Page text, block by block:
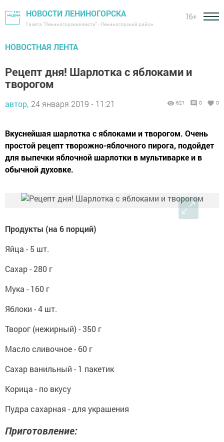
НОВОСТИ ЛЕНИНОГОРСКА
Газета "Лениногорские вести" - Лениногорский район
16+
НОВОСТНАЯ ЛЕНТА
Рецепт дня! Шарлотка с яблоками и
творогом
автор, 24 января 2019 - 11:21 621 0 0
Вкуснейшая шарлотка с яблоками и творогом. Очень
простой рецепт творожно-яблочного пирога, подойдет
для выпечки яблочной шарлотки в мультиварке и в
обычной духовке.
Продукты (на 6 порций)
Яйца - 5 шт.
Сахар - 280 г
Мука - 160 г
Яблоки - 4 шт.
Творог (нежирный) - 350 г
Масло сливочное - 60 г
Сахар ванильный - 1 пакетик
Корица - по вкусу
Пудра сахарная - для украшения
Приготовление: